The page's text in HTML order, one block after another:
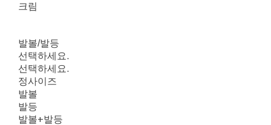
크림
발볼/발등
선택하세요.
선택하세요.
정사이즈
발볼
발등
발볼+발등